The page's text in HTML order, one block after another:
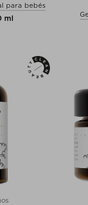
para bebés
ml